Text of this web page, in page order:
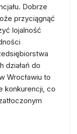
Dobrze
przyciągnąć
lojalność
działań do
Wrocławiu to
konkurencji, co